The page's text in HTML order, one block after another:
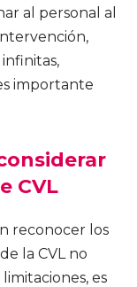
al personal al
importante
CVL
reconocer los
la CVL no
es